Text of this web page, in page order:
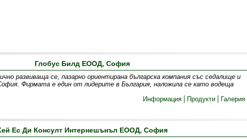
Глобус Билд ЕООД, София
развиваща се, пазарно ориентирана българска компания със седалище и
Фирмата е един от лидерите в България, наложила се като водеща
Информация
Продукти Галерия
Ес Ди Консулт Интернешънъл ЕООД, София